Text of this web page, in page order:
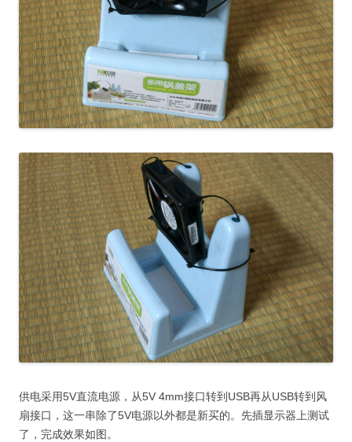
供电采用5V直流电源，从5V 4mm接口转到USB再从USB转到风
扇接口，这一串除了5V电源以外都是新买的。先插显示器上测试
了，完成效果如图。